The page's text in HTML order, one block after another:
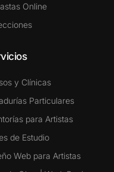
Online
y Clínicas
Particulares
para Artistas
de Estudio
Web para Artistas